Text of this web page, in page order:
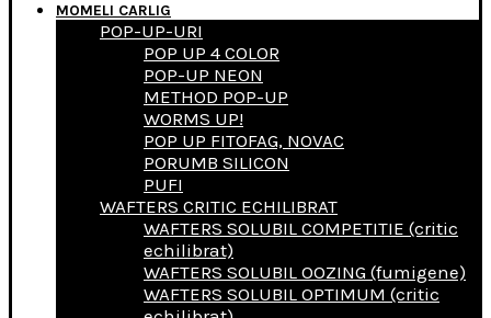
MOMELI CARLIG
POP-UP-URI
POP UP 4 COLOR
POP-UP NEON
METHOD POP-UP
WORMS UP!
POP UP FITOFAG, NOVAC
PORUMB SILICON
PUFI
WAFTERS CRITIC ECHILIBRAT
WAFTERS SOLUBIL COMPETITIE (critic
echilibrat)
WAFTERS SOLUBIL OOZING (fumigene)
WAFTERS SOLUBIL OPTIMUM (critic